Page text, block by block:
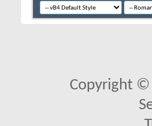
Copyright ©